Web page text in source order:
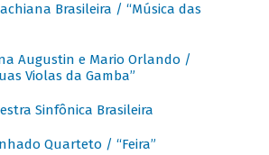
Brasileira / “Música das
Augustin e Mario Orlando /
Violas da Gamba”
Sinfônica Brasileira
Quarteto / “Feira”